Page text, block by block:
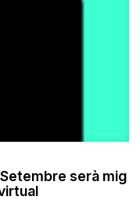
serà mig